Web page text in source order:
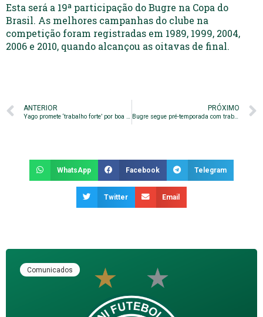
Esta será a 19ª participação do Bugre na Copa do
Brasil. As melhores campanhas do clube na
competição foram registradas em 1989, 1999, 2004,
2006 e 2010, quando alcançou as oitavas de final.
ANTERIOR
Yago promete ‘trabalho forte’ por boa temporada em 2022
PRÓXIMO
Bugre segue pré-temporada com trabalho intenso em Sorocaba
WhatsApp Facebook Telegram
Twitter Email
Comunicados